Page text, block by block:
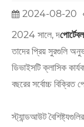
2024-08-20
2024 সালে, দ
তাদের প্রিয় সুরগুলি
ডিভাইসটি ক্লাসিক
বছরের সর্বোচ্চ বিক্রিত
স্ট্যান্ডআউট